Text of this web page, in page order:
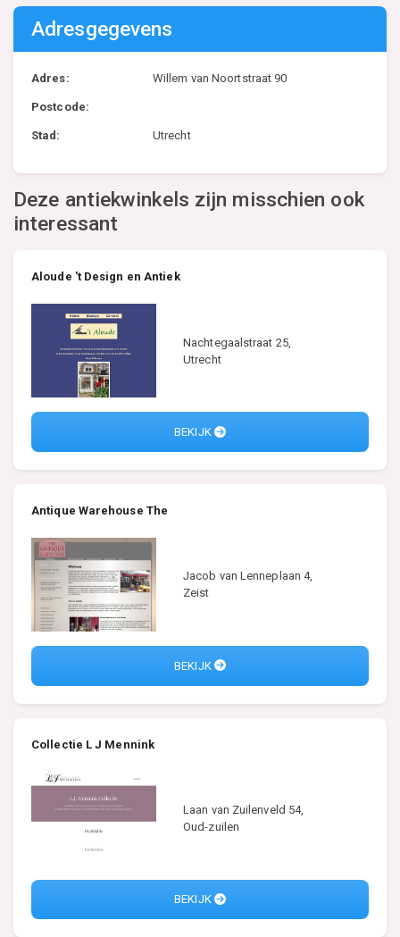
Adresgegevens
Adres: Willem van Noortstraat 90
Postcode:
Stad: Utrecht
Deze antiekwinkels zijn misschien ook
interessant
Aloude 't Design en Antiek
Nachtegaalstraat 25,
Utrecht
BEKIJK
Antique Warehouse The
Jacob van Lenneplaan 4,
Zeist
BEKIJK
Collectie L J Mennink
Laan van Zuilenveld 54,
Oud-zuilen
BEKIJK